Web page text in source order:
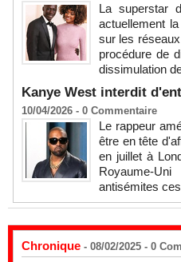
La superstar
actuellement
sur les
procédure de
dissimulation
Kanye West interdit
10/04/2026 - 0 Commentaire
Le rappeur
être en tête
en juillet à
Royaume-
antisémites
Chronique - 08/02/2025 - 0